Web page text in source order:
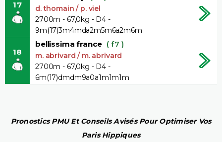
17
d. thomain / p. viel
2700m - 67,0kg - D4 -
9m(17)3m4mda2m5m6a2m6m
18
bellissima france ( f7 )
m. abrivard / m. abrivard
2700m - 67,0kg - D4 -
6m(17)dmdm9a0a1m1m1m
Pronostics PMU Et Conseils Avisés Pour Optimiser Vos
Paris Hippiques